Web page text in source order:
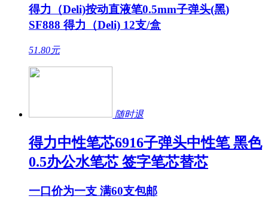
得力（Deli)按动直液笔0.5mm子弹头(黑)
SF888 得力（Deli) 12支/盒
51.80元
随时退
得力中性笔芯6916子弹头中性笔 黑色
0.5办公水笔芯 签字笔芯替芯
一口价为一支 满60支包邮